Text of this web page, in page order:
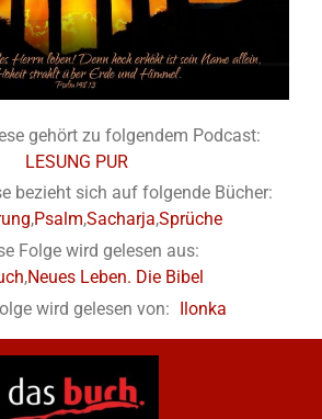
gehört zu folgendem Podcast:
LESUNG PUR
bezieht sich auf folgende Bücher:
,Psalm,Sacharja,Sprüche
Folge wird gelesen aus:
,Neues Leben. Die Bibel
wird gelesen von: Ilonka